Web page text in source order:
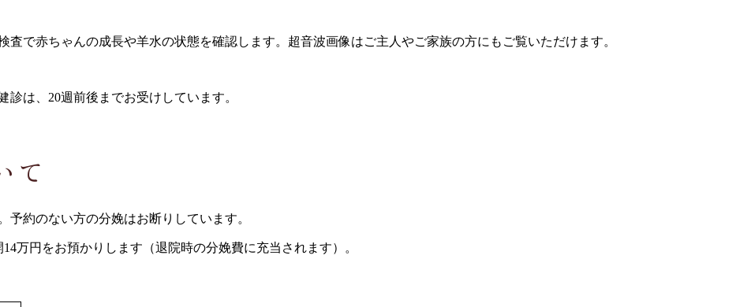
で赤ちゃんの成長や羊水の状態を確認します。超音波画像はご主人やご家族の方にもご覧いただけます。
は、20週前後までお受けしています。
て
約のない方の分娩はお断りしています。
万円をお預かりします（退院時の分娩費に充当されます）。